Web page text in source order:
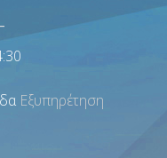
Εξυπηρέτηση